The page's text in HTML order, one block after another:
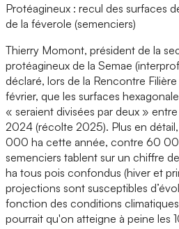
Protéagineux : recul des surfaces
de la féverole (semenciers)
Thierry Momont, président de la
protéagineux de la Semae
déclaré, lors de la Rencontre
février, que les surfaces
« seraient divisées par deux »
2024 (récolte 2025). Plus en
000 ha cette année, contre 60
semenciers tablent sur un chiffre
ha tous pois confondus (hiver et
projections sont susceptibles
fonction des conditions
pourrait qu'on atteigne à peine les